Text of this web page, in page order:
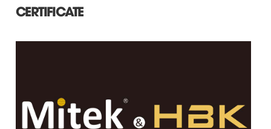
CERTIFICATE